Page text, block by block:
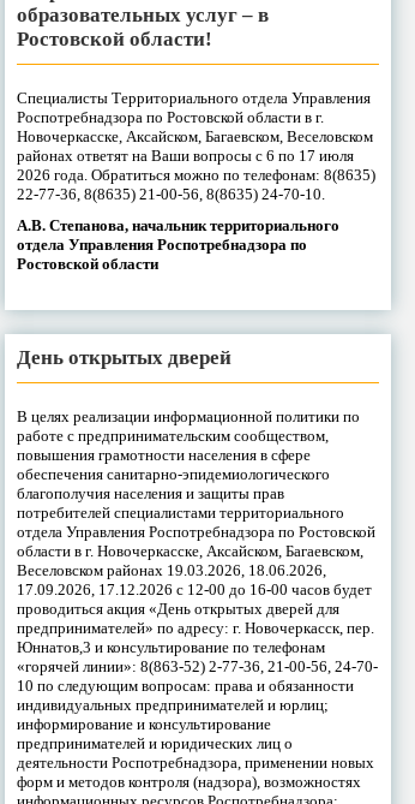
образовательных услуг – в
Ростовской области!
Специалисты Территориального отдела Управления
Роспотребнадзора по Ростовской области в г.
Новочеркасске, Аксайском, Багаевском, Веселовском
районах ответят на Ваши вопросы с 6 по 17 июля
2026 года. Обратиться можно по телефонам: 8(8635)
22-77-36, 8(8635) 21-00-56, 8(8635) 24-70-10.
А.В. Степанова, начальник территориального
отдела Управления Роспотребнадзора по
Ростовской области
День открытых дверей
В целях реализации информационной политики по
работе с предпринимательским сообществом,
повышения грамотности населения в сфере
обеспечения санитарно-эпидемиологического
благополучия населения и защиты прав
потребителей специалистами территориального
отдела Управления Роспотребнадзора по Ростовской
области в г. Новочеркасске, Аксайском, Багаевском,
Веселовском районах 19.03.2026, 18.06.2026,
17.09.2026, 17.12.2026 с 12-00 до 16-00 часов будет
проводиться акция «День открытых дверей для
предпринимателей» по адресу: г. Новочеркасск, пер.
Юннатов,3 и консультирование по телефонам
«горячей линии»: 8(863-52) 2-77-36, 21-00-56, 24-70-
10 по следующим вопросам: права и обязанности
индивидуальных предпринимателей и юрлиц;
информирование и консультирование
предпринимателей и юридических лиц о
деятельности Роспотребнадзора, применении новых
форм и методов контроля (надзора), возможностях